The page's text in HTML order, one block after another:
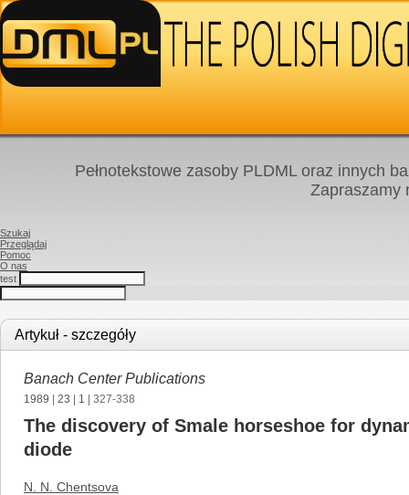
Pełnotekstowe zasoby PLDML oraz innych
Zapraszamy
Szukaj
Przeglądaj
Pomoc
O nas
test
Artykuł - szczegóły
Banach Center Publications
1989 23 1 | 327-338
The discovery of Smale horseshoe for
diode
N. N. Chentsova